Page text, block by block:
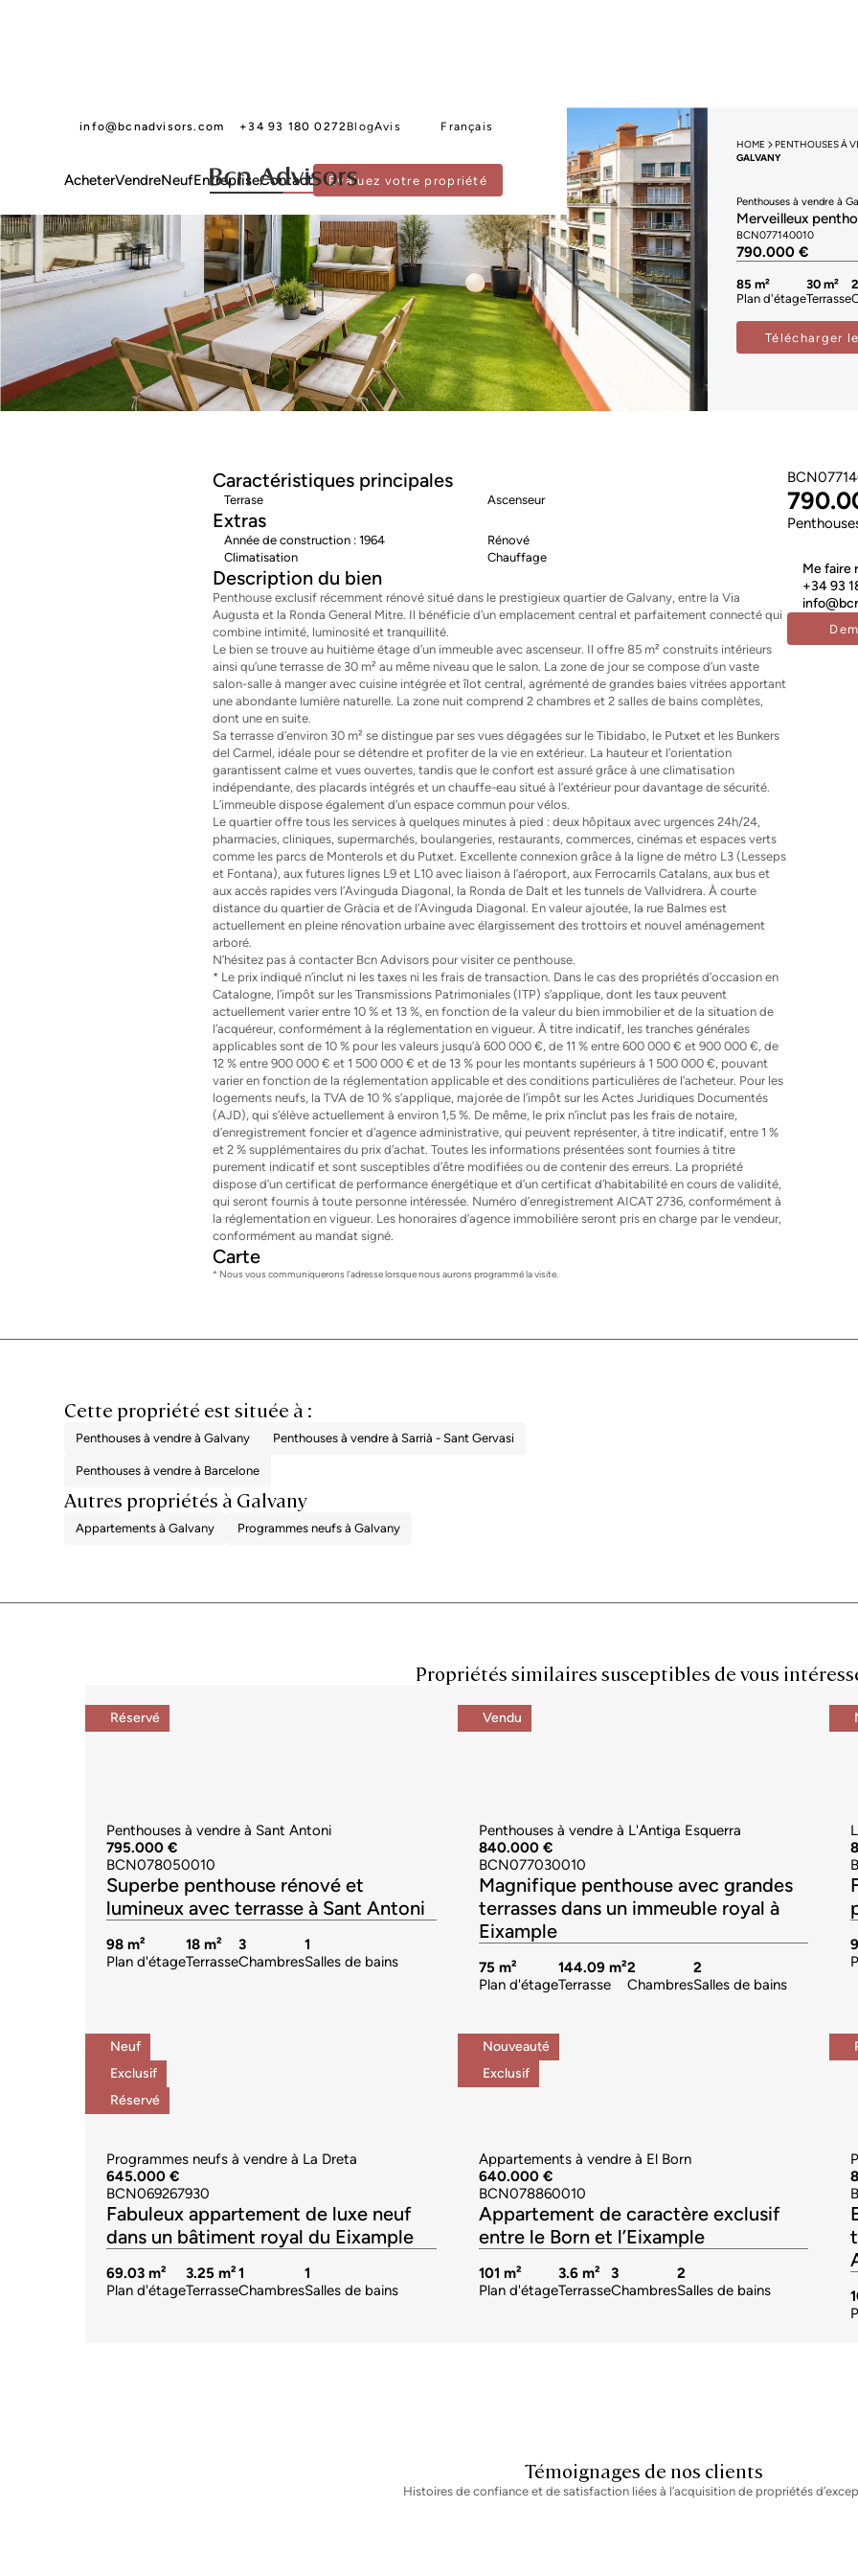
info@bcnadvisors.com +34 93 180 0272BlogAvis Français
AcheterVendreNeufEntrepriseContact Évaluez votre propriété
HOME
PENTHOUSES À
GALVANY
Télécharger
Penthouses à vendre à
Merveilleux
BCN077140010
790.000 €
85 m²
Plan d'étage
30 m²
Terrasse
Caractéristiques principales
Terrase Ascenseur
Extras
Année de construction : 1964
Rénové
Climatisation
Chauffage
Description du bien
Penthouse exclusif récemment rénové situé dans le prestigieux quartier de Galvany, entre la Via
Augusta et la Ronda General Mitre. Il bénéficie d’un emplacement central et parfaitement connecté qui
combine intimité, luminosité et tranquillité.
Le bien se trouve au huitième étage d’un immeuble avec ascenseur. Il offre 85 m² construits intérieurs
ainsi qu’une terrasse de 30 m² au même niveau que le salon. La zone de jour se compose d’un vaste
salon-salle à manger avec cuisine intégrée et îlot central, agrémenté de grandes baies vitrées apportant
une abondante lumière naturelle. La zone nuit comprend 2 chambres et 2 salles de bains complètes,
dont une en suite.
Sa terrasse d’environ 30 m² se distingue par ses vues dégagées sur le Tibidabo, le Putxet et les Bunkers
del Carmel, idéale pour se détendre et profiter de la vie en extérieur. La hauteur et l’orientation
garantissent calme et vues ouvertes, tandis que le confort est assuré grâce à une climatisation
indépendante, des placards intégrés et un chauffe-eau situé à l’extérieur pour davantage de sécurité.
L’immeuble dispose également d’un espace commun pour vélos.
Le quartier offre tous les services à quelques minutes à pied : deux hôpitaux avec urgences 24h/24,
pharmacies, cliniques, supermarchés, boulangeries, restaurants, commerces, cinémas et espaces verts
comme les parcs de Monterols et du Putxet. Excellente connexion grâce à la ligne de métro L3 (Lesseps
et Fontana), aux futures lignes L9 et L10 avec liaison à l’aéroport, aux Ferrocarrils Catalans, aux bus et
aux accès rapides vers l’Avinguda Diagonal, la Ronda de Dalt et les tunnels de Vallvidrera. À courte
distance du quartier de Gràcia et de l’Avinguda Diagonal. En valeur ajoutée, la rue Balmes est
actuellement en pleine rénovation urbaine avec élargissement des trottoirs et nouvel aménagement
arboré.
N’hésitez pas à contacter Bcn Advisors pour visiter ce penthouse.
* Le prix indiqué n’inclut ni les taxes ni les frais de transaction. Dans le cas des propriétés d’occasion en
Catalogne, l’impôt sur les Transmissions Patrimoniales (ITP) s’applique, dont les taux peuvent
actuellement varier entre 10 % et 13 %, en fonction de la valeur du bien immobilier et de la situation de
l’acquéreur, conformément à la réglementation en vigueur. À titre indicatif, les tranches générales
applicables sont de 10 % pour les valeurs jusqu’à 600 000 €, de 11 % entre 600 000 € et 900 000 €, de
12 % entre 900 000 € et 1 500 000 € et de 13 % pour les montants supérieurs à 1 500 000 €, pouvant
varier en fonction de la réglementation applicable et des conditions particulières de l’acheteur. Pour les
logements neufs, la TVA de 10 % s’applique, majorée de l’impôt sur les Actes Juridiques Documentés
(AJD), qui s’élève actuellement à environ 1,5 %. De même, le prix n’inclut pas les frais de notaire,
d’enregistrement foncier et d’agence administrative, qui peuvent représenter, à titre indicatif, entre 1 %
et 2 % supplémentaires du prix d’achat. Toutes les informations présentées sont fournies à titre
purement indicatif et sont susceptibles d’être modifiées ou de contenir des erreurs. La propriété
dispose d’un certificat de performance énergétique et d’un certificat d’habitabilité en cours de validité,
qui seront fournis à toute personne intéressée. Numéro d’enregistrement AICAT 2736, conformément à
la réglementation en vigueur. Les honoraires d’agence immobilière seront pris en charge par le vendeur,
conformément au mandat signé.
Carte
* Nous vous communiquerons l'adresse lorsque nous aurons programmé la visite.
Me faire
+34 93
Cette propriété est située à :
Penthouses à vendre à Galvany Penthouses à vendre à Sarrià - Sant Gervasi
Penthouses à vendre à Barcelone
Autres propriétés à Galvany
Appartements à Galvany Programmes neufs à Galvany
Propriétés similaires susceptibles de vous
Réservé
Penthouses à vendre à Sant Antoni
795.000 €
BCN078050010
Superbe penthouse rénové et
lumineux avec terrasse à Sant Antoni
98 m²
Plan d'étage
18 m²
Terrasse
3
Chambres
1
Salles de bains
Vendu
Penthouses à vendre à L'Antiga Esquerra
840.000 €
BCN077030010
Magnifique penthouse avec grandes
terrasses dans un immeuble royal à
Eixample
75 m²
Plan d'étage
144.09 m²
Terrasse
2
Chambres
2
Salles de bains
Neuf
Exclusif
Réservé
Programmes neufs à vendre à La Dreta
645.000 €
BCN069267930
Fabuleux appartement de luxe neuf
dans un bâtiment royal du Eixample
69.03 m²
Plan d'étage
3.25 m²
Terrasse
1
Chambres
1
Salles de bains
Nouveauté
Exclusif
Appartements à vendre à El Born
640.000 €
BCN078860010
Appartement de caractère exclusif
entre le Born et l’Eixample
101 m²
Plan d'étage
3.6 m²
Terrasse
3
Chambres
2
Salles de bains
Témoignages de nos clients
Histoires de confiance et de satisfaction liées à l’acquisition de propriétés